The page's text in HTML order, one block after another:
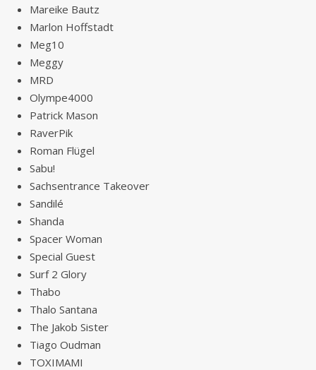
Mareike Bautz
Marlon Hoffstadt
Meg10
Meggy
MRD
Olympe4000
Patrick Mason
RaverPik
Roman Flügel
Sabu!
Sachsentrance Takeover
Sandilé
Shanda
Spacer Woman
Special Guest
Surf 2 Glory
Thabo
Thalo Santana
The Jakob Sister
Tiago Oudman
TOXIMAMI